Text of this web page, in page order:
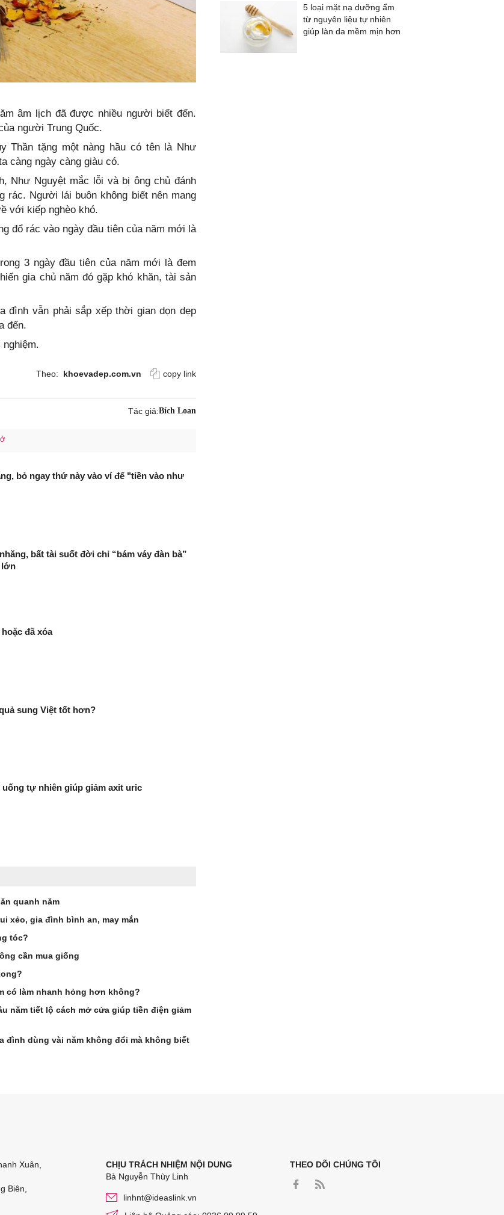
âm lịch đã được nhiều người biết đến.
người Trung Quốc.
Thần tặng một nàng hầu có tên là Như
càng ngày càng giàu có.
Như Nguyệt mắc lỗi và bị ông chủ đánh
rác. Người lái buôn không biết nên mang
với kiếp nghèo khó.
đổ rác vào ngày đầu tiên của năm mới là
3 ngày đầu tiên của năm mới là đem
gia chủ năm đó gặp khó khăn, tài sản
đình vẫn phải sắp xếp thời gian dọn dẹp
đến.
Theo: khoevadep.com.vn copy link
Tác giả:Bích Loan
bỏ ngay thứ này vào ví để "tiền vào như
bất tài suốt đời chỉ “bám váy đàn bà”
lớn
đã xóa
sung Việt tốt hơn?
uống tự nhiên giúp giảm axit uric
quanh năm
xẻo, gia đình bình an, may mắn
tóc?
cần mua giống
có làm nhanh hỏng hơn không?
năm tiết lộ cách mở cửa giúp tiền điện giảm
đình dùng vài năm không đổi mà không biết
5 loại mặt nạ dưỡng ẩm
từ nguyên liệu tự nhiên
giúp làn da mềm mịn hơn
Xuân,
Biên,
CHỊU TRÁCH NHIỆM NỘI DUNG
Bà Nguyễn Thùy Linh
linhnt@ideaslink.vn
THEO DÕI CHÚNG TÔI